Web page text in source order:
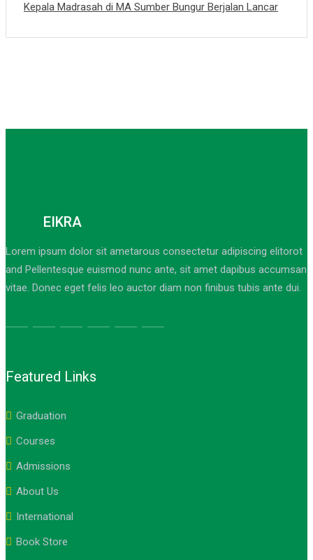
Kepala Madrasah di MA Sumber Bungur Berjalan Lancar
EIKRA
Lorem ipsum dolor sit ametarous consectetur adipiscing elitorot
and Pellentesque euismod nunc ante, sit amet dapibus accumsan
vitae. Donec eget felis leo auctor diam non finibus tubis ante dui.
Featured Links
Graduation
Courses
Admissions
About Us
International
Book Store